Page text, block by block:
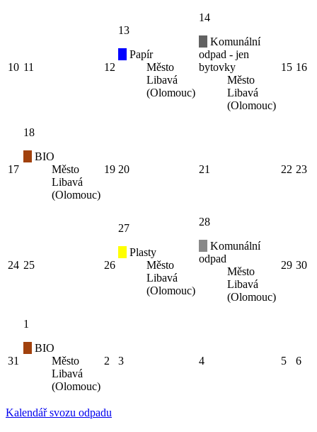
10 11 12
13
Papír
Město
Libavá
(Olomouc)
14
Komunální
odpad - jen
bytovky
Město
Libavá
(Olomouc)
15 16
17
18
BIO
Město
Libavá
(Olomouc)
19 20 21 22 23
24 25 26
27
Plasty
Město
Libavá
(Olomouc)
28
Komunální
odpad
Město
Libavá
(Olomouc)
29 30
31
1
BIO
Město
Libavá
(Olomouc)
2 3 4 5 6
Kalendář svozu odpadu